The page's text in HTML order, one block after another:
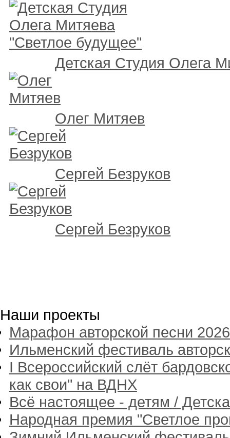
Детская Студия Олега
Олег Митяев
Сергей Безруков
Сергей Безруков
Наши проекты
Марафон авторской песни
Ильменский фестиваль
I Всероссийский слёт
как свои" на ВДНХ
Всё настоящее - детям /
Народная премия "Светлое